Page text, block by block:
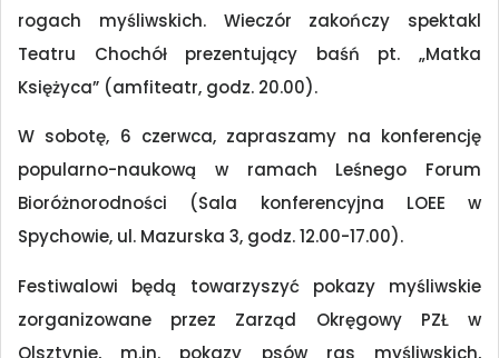
rogach myśliwskich. Wieczór zakończy spektakl
Teatru Chochół prezentujący baśń pt. „Matka
Księżyca” (amfiteatr, godz. 20.00).
W sobotę, 6 czerwca, zapraszamy na konferencję
popularno-naukową w ramach Leśnego Forum
Bioróżnorodności (Sala konferencyjna LOEE w
Spychowie, ul. Mazurska 3, godz. 12.00-17.00).
Festiwalowi będą towarzyszyć pokazy myśliwskie
zorganizowane przez Zarząd Okręgowy PZŁ w
Olsztynie, m.in. pokazy psów ras myśliwskich,